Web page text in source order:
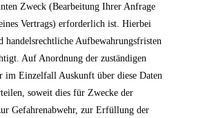
Zweck (Bearbeitung Ihrer Anfrage
Vertrags) erforderlich ist. Hierbei
handelsrechtliche Aufbewahrungsfristen
Auf Anordnung der zuständigen
im Einzelfall Auskunft über diese Daten
soweit dies für Zwecke der
Gefahrenabwehr, zur Erfüllung der